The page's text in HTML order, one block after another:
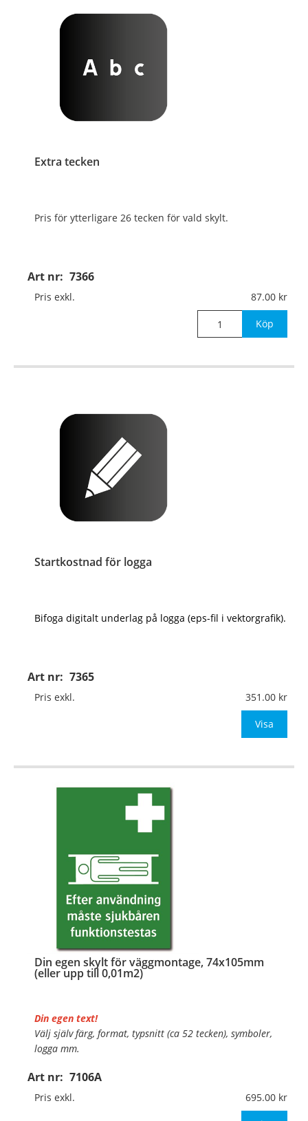
Extra tecken
Art nr: 7366
Pris för ytterligare 26 tecken för vald skylt.
Pris exkl. 87.00
Köp
Startkostnad för logga
Art nr: 7365
Bifoga digitalt underlag på logga (eps-fil i vektorgrafik).
Pris exkl. 351.00
Visa
Din egen skylt för väggmontage, 74x105mm
(eller upp till 0,01m2)
Art nr: 7106A
Din egen text!
Välj själv färg, format, typsnitt (ca 52 tecken), symboler,
logga mm.
Material:Plan aluminium, 0,7mm (väggmontage)
Mått:74x105mm (eller annat mått upp till 0,01m²)
Pris exkl. 695.00